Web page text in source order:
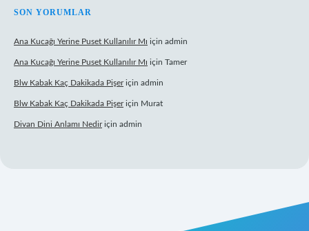
SON YORUMLAR
Ana Kucağı Yerine Puset Kullanılır Mı için admin
Ana Kucağı Yerine Puset Kullanılır Mı için Tamer
Blw Kabak Kaç Dakikada Pişeriçin admin
Blw Kabak Kaç Dakikada Pişeriçin Murat
Divan Dini Anlamı Nediriçin admin